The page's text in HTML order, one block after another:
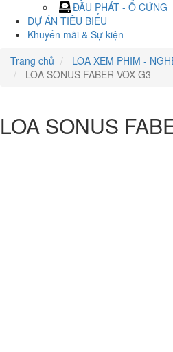
ĐẦU PHÁT - Ổ CỨNG
DỰ ÁN TIÊU BIỂU
Khuyến mãi & Sự kiện
Trang chủ
LOA XEM PHIM -
LOA SONUS FABER VOX G3
LOA SONUS